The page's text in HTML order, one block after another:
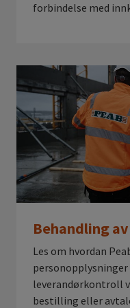
forbindelse med
Behandling
Les om hvordan
leverandørkontroll
bestilling eller